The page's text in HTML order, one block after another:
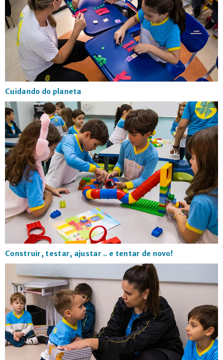
Cuidando do planeta
Construir, testar, ajustar .. e tentar de novo!